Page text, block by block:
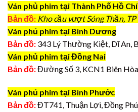
Ván phủ phim tại Thành Phố Hồ
Bản đồ: Kho cầu vượt Sóng Thần,
Ván phủ phim tại Bình Dương
Bản đồ: 343 Lý Thường Kiệt, Dĩ An,
Ván phủ phim tại Đồng Nai
Bản đồ:Đường Số 3, KCN1 Biên
Ván phủ phim tại Bình Phước
Bản đồ:ĐT741, Thuận Lợi, Đồng